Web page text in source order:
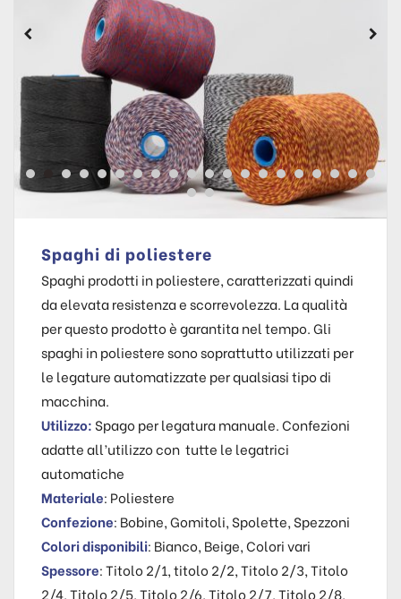
Spaghi di poliestere
Spaghi prodotti in poliestere, caratterizzati quindi
da elevata resistenza e scorrevolezza. La qualità
per questo prodotto è garantita nel tempo. Gli
spaghi in poliestere sono soprattutto utilizzati per
le legature automatizzate per qualsiasi tipo di
macchina.
Utilizzo: Spago per legatura manuale. Confezioni
adatte all’utilizzo con tutte le legatrici
automatiche
Materiale: Poliestere
Confezione: Bobine, Gomitoli, Spolette, Spezzoni
Colori disponibili: Bianco, Beige, Colori vari
Spessore: Titolo 2/1, titolo 2/2, Titolo 2/3, Titolo
2/4, Titolo 2/5, Titolo 2/6, Titolo 2/7, Titolo 2/8,